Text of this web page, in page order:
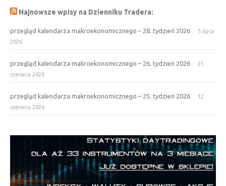
Najnowsze wpisy na Dzienniku Tradera:
przegląd kalendarza makroekonomicznego – 28. tydzień 2026
5 lipca
2026
przegląd kalendarza makroekonomicznego – 26. tydzień 2026
21
czerwca 2026
przegląd kalendarza makroekonomicznego – 25. tydzień 2026
12
czerwca 2026